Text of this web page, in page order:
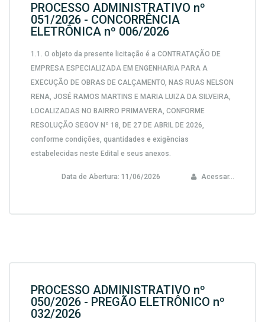
PROCESSO ADMINISTRATIVO nº
051/2026 - CONCORRÊNCIA
ELETRÔNICA nº 006/2026
1.1. O objeto da presente licitação é a CONTRATAÇÃO DE
EMPRESA ESPECIALIZADA EM ENGENHARIA PARA A
EXECUÇÃO DE OBRAS DE CALÇAMENTO, NAS RUAS NELSON
RENA, JOSÉ RAMOS MARTINS E MARIA LUIZA DA SILVEIRA,
LOCALIZADAS NO BAIRRO PRIMAVERA, CONFORME
RESOLUÇÃO SEGOV Nº 18, DE 27 DE ABRIL DE 2026,
conforme condições, quantidades e exigências
estabelecidas neste Edital e seus anexos.
Data de Abertura: 11/06/2026 Acessar...
PROCESSO ADMINISTRATIVO nº
050/2026 - PREGÃO ELETRÔNICO nº
032/2026